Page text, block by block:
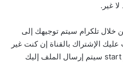
غير.
تلكرام سيتم توجيهك إلى
الإشتراك بالقناة إن كنت غير
مشترك, عند الضغط على بدء أو start سيتم إرسال الملف إليك